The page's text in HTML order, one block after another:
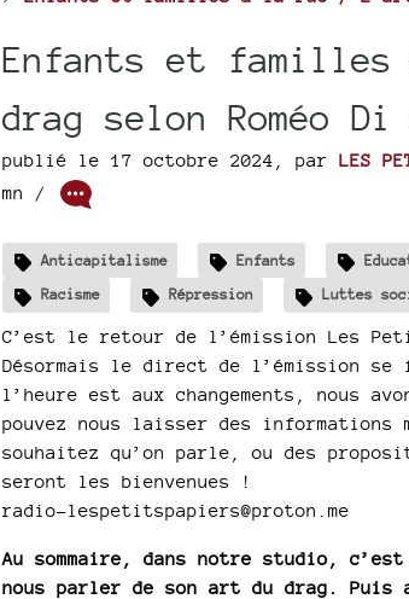
Enfants et
drag selon Roméo
publié le 17 octobre 2024 par LES
mn /
Anticapitalisme Enfants
Racisme
Répression Luttes
C’est le retour de l’émission Les
Désormais le direct de l’émission se
l’heure est aux changements, nous
pouvez nous laisser des
souhaitez qu’on parle, ou des
seront les bienvenues !
radio-lespetitspapiers@proton.me
Au sommaire, dans notre studio,
nous parler de son art du drag. Puis